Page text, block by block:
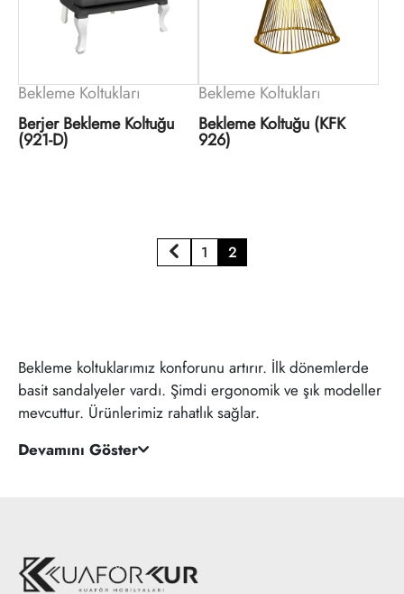
Bekleme Koltukları
Berjer Bekleme Koltuğu
(921-D)
Bekleme Koltukları
Bekleme Koltuğu (KFK
926)
1 2
Bekleme koltuklarımız konforunu artırır. İlk dönemlerde
basit sandalyeler vardı. Şimdi ergonomik ve şık modeller
mevcuttur. Ürünlerimiz rahatlık sağlar.
Devamını Göster